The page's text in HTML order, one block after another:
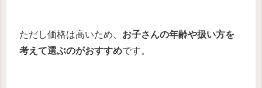
ただし価格は高いため、 お子さんの年齢や扱い方を
考えて選ぶのがおすすめです。